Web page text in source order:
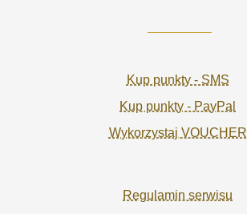
Kup punkty - SMS
Kup punkty - PayPal
Wykorzystaj VOUCHER
Regulamin serwisu